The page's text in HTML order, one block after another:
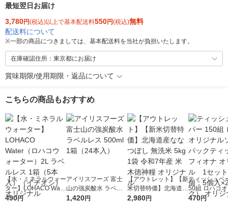
最短翌日お届け
3,780円(税込)以上で基本配送料550円(税込)無料
配送料について
※一部の商品につきましては、基本配送料を当社が負担いたします。
在庫確認住所：東京都にお届け
賞味期限/使用期限・返品について
こちらの商品もおすすめ
【水・ミネラルウォー
ター】LOHACO Wate
r（ロハコウォータ
490円
アイリスフーズ 富士
山の強炭酸水 ラベル
レス 500ml 1箱（24
1,420円
【アウトレット】【新
米切替特価】北海道産
ななつぼし 無洗米 5k
2,980円
ティッシュペ
50組 ロハコ
ルソフトパッ
470円